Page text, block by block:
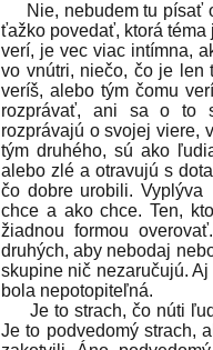
Nie, nebudem tu písať
ťažko povedať, ktorá
verí, je vec viac intímna,
vo vnútri, niečo, čo je len
veríš, alebo tým čomu
rozprávať, ani sa o to
rozprávajú o svojej viere,
tým druhého, sú ako
alebo zlé a otravujú s
čo dobre urobili.
chce a ako chce. Ten,
žiadnou formou
druhých, aby nebodaj
skupine nič nezaručujú.
bola nepotopiteľná.
Je to strach, čo núti
Je to podvedomý strach,